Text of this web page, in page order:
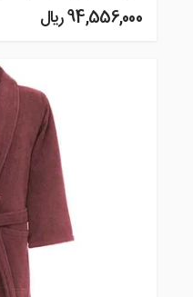
94,556,000 ريال